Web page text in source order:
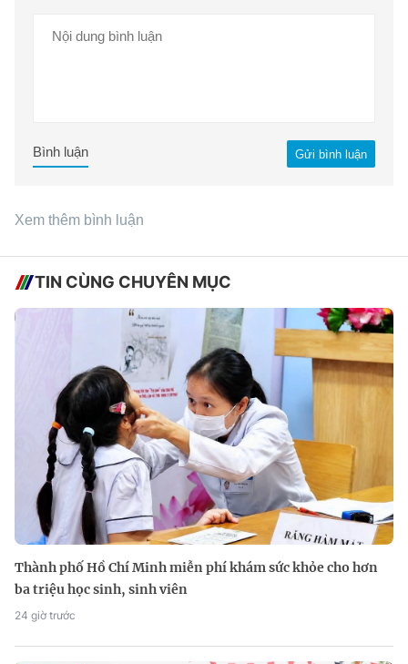
Gửi bình luận
Bình luận
Xem thêm bình luận
TIN CÙNG CHUYÊN MỤC
Thành phố Hồ Chí Minh miễn phí khám sức khỏe cho hơn
ba triệu học sinh, sinh viên
24 giờ trước